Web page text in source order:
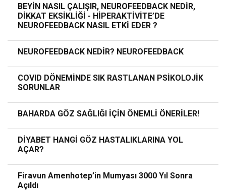
BEYİN NASIL ÇALIŞIR, NEUROFEEDBACK NEDİR,
DİKKAT EKSİKLİĞİ - HİPERAKTİVİTE’DE
NEUROFEEDBACK NASIL ETKİ EDER ?
NEUROFEEDBACK NEDİR? NEUROFEEDBACK
COVID DÖNEMİNDE SIK RASTLANAN PSİKOLOJİK
SORUNLAR
BAHARDA GÖZ SAĞLIĞI İÇİN ÖNEMLİ ÖNERİLER!
DİYABET HANGİ GÖZ HASTALIKLARINA YOL
AÇAR?
Firavun Amenhotep’in Mumyası 3000 Yıl Sonra
Açıldı